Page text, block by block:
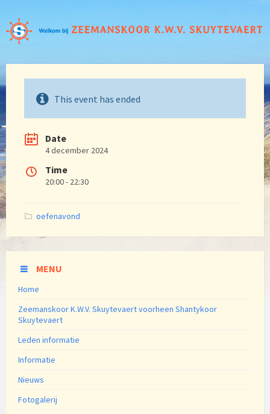
This event has ended
Date
4 december 2024
Time
20:00 - 22:30
Categories:
oefenavond
MENU
Home
Zeemanskoor K.W.V. Skuytevaert voorheen Shantykoor
Skuytevaert
Leden informatie
Informatie
Nieuws
Fotogalerij